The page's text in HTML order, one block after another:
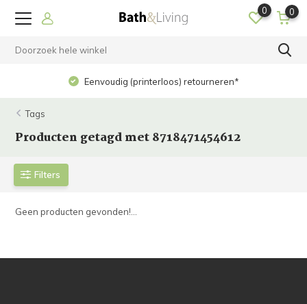
0 0
Eenvoudig (printerloos) retourneren*
Tags
Producten getagd met 8718471454612
Filters
Geen producten gevonden!...